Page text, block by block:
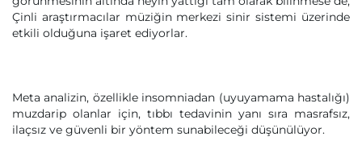
Çinli araştırmacılar müziğin merkezi sinir sistemi üzerinde
etkili olduğuna işaret ediyorlar.
Meta analizin, özellikle insomniadan (uyuyamama hastalığı)
muzdarip olanlar için, tıbbı tedavinin yanı sıra masrafsız,
ilaçsız ve güvenli bir yöntem sunabileceği düşünülüyor.